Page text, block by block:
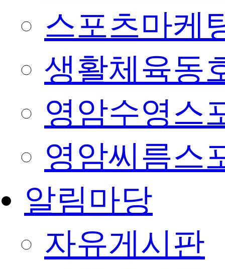
스포츠마케
생활체육동
영암수영스
영암씨름스
알림마당
자유게시판